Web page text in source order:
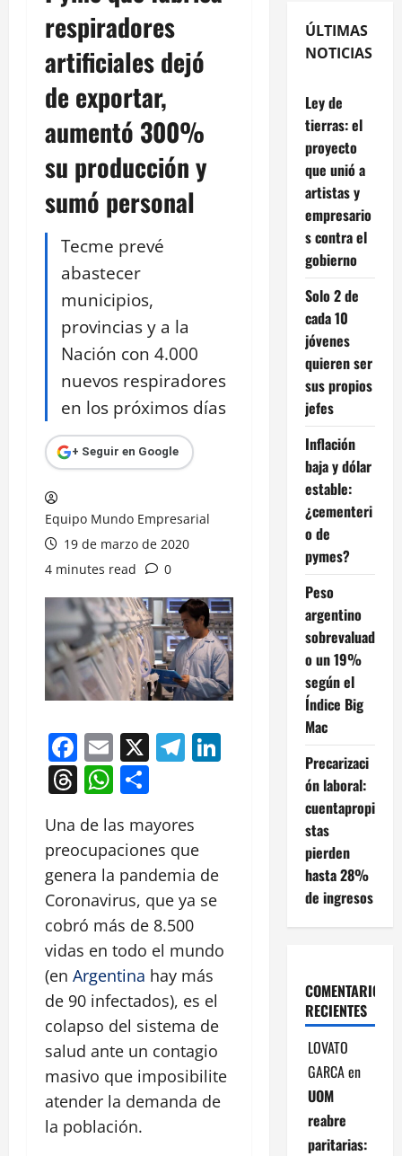
respiradores
artificiales dejó
de exportar,
aumentó 300%
su producción y
sumó personal
Tecme prevé
abastecer
municipios,
provincias y a la
Nación con 4.000
nuevos respiradores
en los próximos días
+ Seguir en Google
Equipo Mundo Empresarial
19 de marzo de 2020
4 minutes read
0
Facebook
Email
X Telegram
LinkedIn
Threads
WhatsApp
Una de las mayores
preocupaciones que
genera la pandemia de
Coronavirus, que ya se
cobró más de 8.500
vidas en todo el mundo
(en Argentina hay más
de 90 infectados), es el
colapso del sistema de
salud ante un contagio
masivo que imposibilite
atender la demanda de
la población.
ÚLTIMAS
NOTICIAS
Ley de
tierras: el
proyecto
que unió a
artistas y
empresario
s contra el
gobierno
Solo 2 de
cada 10
jóvenes
quieren ser
sus propios
jefes
Inflación
baja y dólar
estable:
¿cementeri
o de
pymes?
Peso
argentino
sobrevaluad
o un 19%
según el
Índice Big
Mac
Precarizaci
ón laboral:
cuentapropi
stas
pierden
hasta 28%
de ingresos
COMENTARIOS
RECIENTES
LOVATO
GARCAen
UOM
reabre
paritarias: